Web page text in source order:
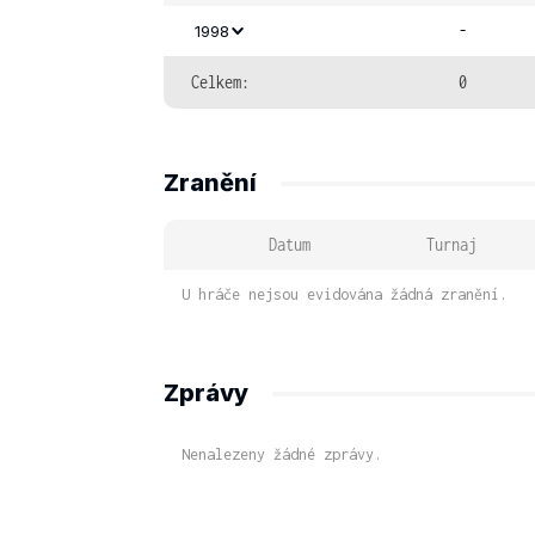
1998 -
Celkem: 0
Zranění
Datum Turnaj
U hráče nejsou evidována žádná zranění.
Zprávy
Nenalezeny žádné zprávy.